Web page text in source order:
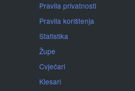
Pravila privatnosti
Pravila korištenja
Statistika
Župe
Cvjećari
Klesari